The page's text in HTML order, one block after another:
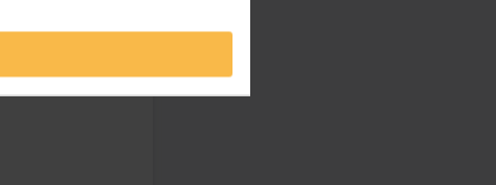
este innorat.